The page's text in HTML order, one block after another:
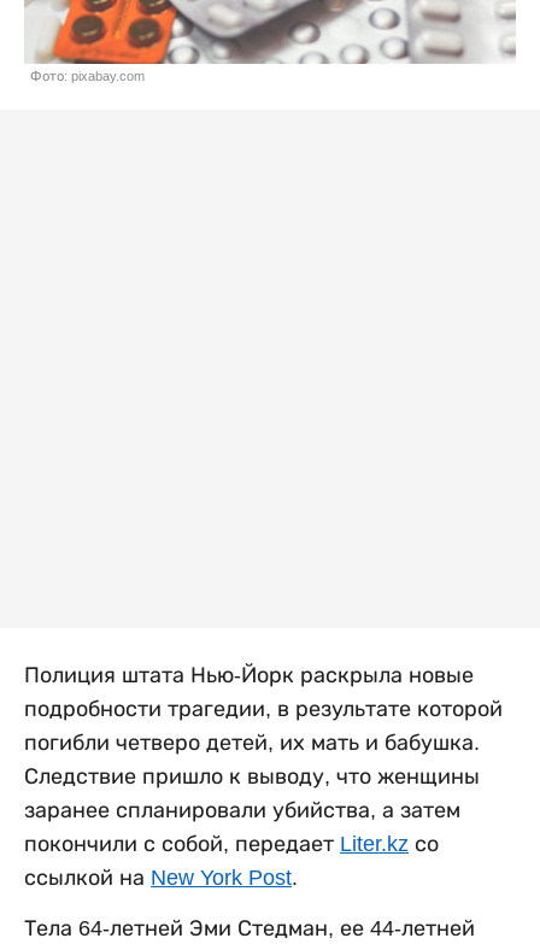
Фото: pixabay.com
Полиция штата Нью-Йорк раскрыла новые
подробности трагедии, в результате которой
погибли четверо детей, их мать и бабушка.
Следствие пришло к выводу, что женщины
заранее спланировали убийства, а затем
покончили с собой, передает Liter.kz со
ссылкой на New York Post.
Тела 64-летней Эми Стедман, ее 44-летней